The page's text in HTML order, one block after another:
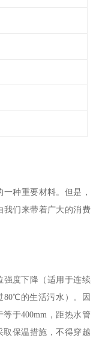
种重要材料。但是，
我们来带着广大的消费
度下降（适用于连续
80℃的生活污水）。因
于400mm，距热水管
取保温措施，不得穿越